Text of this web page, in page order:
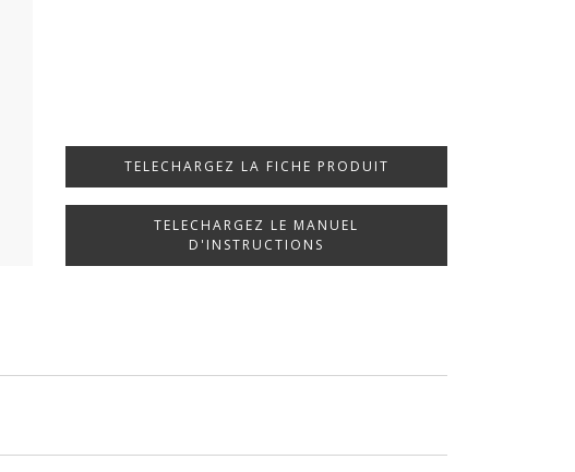
TELECHARGEZ LA FICHE PRODUIT
TELECHARGEZ LE MANUEL
D'INSTRUCTIONS